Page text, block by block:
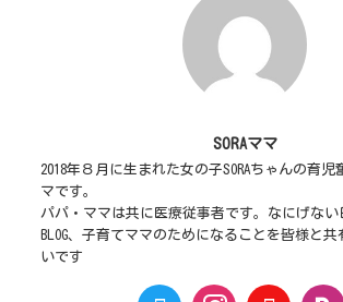
SORAママ
2018年８月に生まれた女の子SORAちゃんの育
マです。
パパ・ママは共に医療従事者です。なにげない
BLOG、子育てママのためになることを皆様と
いです